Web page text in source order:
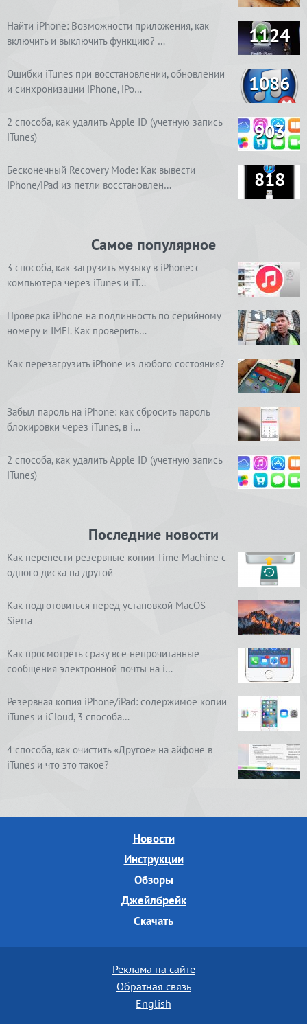
Найти iPhone: Возможности приложения, как
включить и выключить функцию? …
1124
Ошибки iTunes при восстановлении, обновлении
и синхронизации iPhone, iPo…
1086
2 способа, как удалить Apple ID (учетную запись
iTunes)
903
Бесконечный Recovery Mode: Как вывести
iPhone/iPad из петли восстановлен…
818
Самое популярное
3 способа, как загрузить музыку в iPhone: с
компьютера через iTunes и iT…
Проверка iPhone на подлинность по серийному
номеру и IMEI. Как проверить…
Как перезагрузить iPhone из любого состояния?
Забыл пароль на iPhone: как сбросить пароль
блокировки через iTunes, в i…
2 способа, как удалить Apple ID (учетную запись
iTunes)
Последние новости
Как перенести резервные копии Time Machine с
одного диска на другой
Как подготовиться перед установкой MacOS
Sierra
Как просмотреть сразу все непрочитанные
сообщения электронной почты на i…
Резервная копия iPhone/iPad: содержимое копии
iTunes и iCloud, 3 способа…
4 способа, как очистить «Другое» на айфоне в
iTunes и что это такое?
Новости
Инструкции
Обзоры
Джейлбрейк
Скачать
Реклама на сайте
Обратная связь
English